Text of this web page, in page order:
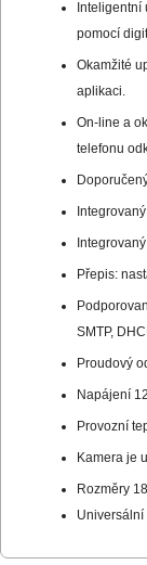
Inteligentní
pomocí
Okamžité
aplikaci.
On-line a
telefonu
Přepis:
SMTP,
Proudový
Napájení
Provozní
Kamera je
Rozměry
Universální